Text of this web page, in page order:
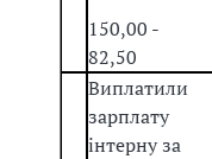
150,00 -
82,50
Виплатили
зарплату
інтерну за